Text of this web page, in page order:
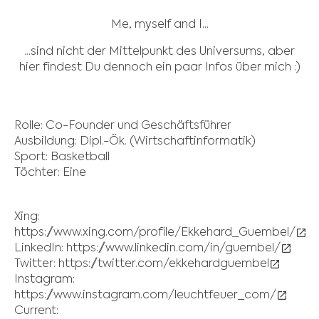
Me, myself and I...
...sind nicht der Mittelpunkt des Universums, aber
hier findest Du dennoch ein paar Infos über mich :)
Rolle: Co-Founder und Geschäftsführer
Ausbildung: Dipl.-Ök. (Wirtschaftinformatik)
Sport: Basketball
Töchter: Eine
Xing:
https://www.xing.com/profile/Ekkehard_Guembel/
LinkedIn: https://www.linkedin.com/in/guembel/
Twitter: https://twitter.com/ekkehardguembel
Instagram:
https://www.instagram.com/leuchtfeuer_com/
Current: